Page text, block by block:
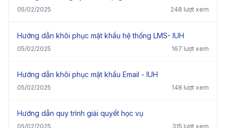
05/02/2025 248 lượt xem
Hướng dẫn khôi phục mật khẩu hệ thống LMS- IUH
05/02/2025 167 lượt xem
Hướng dẫn khôi phục mật khẩu Email - IUH
05/02/2025 148 lượt xem
Hướng dẫn quy trình giải quyết học vụ
05/02/2025 315 lượt xem